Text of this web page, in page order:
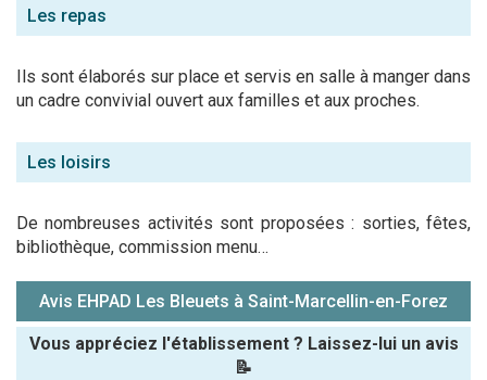
Les repas
Ils sont élaborés sur place et servis en salle à manger dans
un cadre convivial ouvert aux familles et aux proches.
Les loisirs
De nombreuses activités sont proposées : sorties, fêtes,
bibliothèque, commission menu…
Avis EHPAD Les Bleuets à Saint-Marcellin-en-Forez
Vous appréciez l'établissement ? Laissez-lui un avis
📝